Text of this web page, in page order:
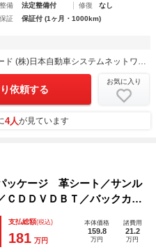
整備
法定整備付 修復
なし
保証
保証付 (1ヶ月・1000km)
オレンジロード (株)日本自動車システムネットワーク
依頼する
お気に入り
4人が見ています
ッケージ 革シート／サンル
ＣＤＤＶＤＢＴ／バックカメ
ーズ／パドルシフト／１７
支払総額(税込)
181 万円
本体価格
159.8
万円
諸費用
21.2
万円